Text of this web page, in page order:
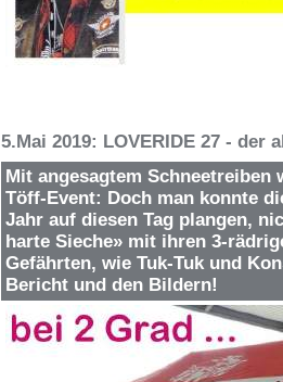
5.Mai 2019: LOVERIDE 27 - der
Mit angesagtem Schneetreiben
Töff-Event: Doch man konnte
Jahr auf diesen Tag plangen,
harte Sieche» mit ihren 3-
Gefährten, wie Tuk-Tuk und
Bericht und den Bildern!